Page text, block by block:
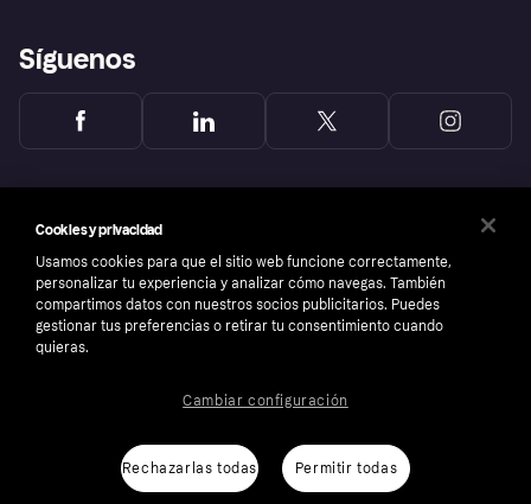
Síguenos
Número de empresa: 556737-0431
Aviso Sobre CookiesKlarna.com
Cookies y privacidad
Usamos cookies para que el sitio web funcione correctamente,
personalizar tu experiencia y analizar cómo navegas. También
compartimos datos con nuestros socios publicitarios. Puedes
gestionar tus preferencias o retirar tu consentimiento cuando
quieras.
Rechazarlas todas Permitir todas
Cambiar configuración